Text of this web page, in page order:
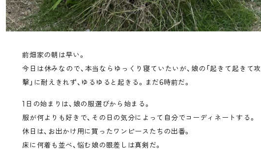
前畑家の朝は早い。
今日は休みなので、本当ならゆっくり寝ていたいが、娘の「起きて起きて攻
撃」に耐えきれず、ゆるゆると起きる。まだ6時前だ。
1日の始まりは、娘の服選びから始まる。
服が何よりも好きで、その日の気分によって自分でコーディネートする。
休日は、お出かけ用に買ったワンピースたちの出番。
床に何着も並べ、悩む娘の眼差しは真剣だ。